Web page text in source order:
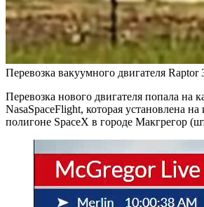
Перевозка вакуумного двигателя
Перевозка нового двигателя попала на
NasaSpaceFlight, которая установлена
полигоне SpaceX в городе Макгрегор